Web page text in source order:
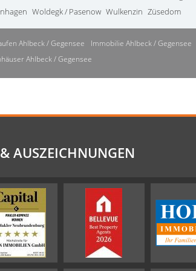
Woldegk / Pasenow Wulkenzin Züsedom
Ahlbeck / Gegensee
Immobilie Ahlbeck / Gegensee
Ahlbeck / Gegensee
AUSZEICHNUNGEN